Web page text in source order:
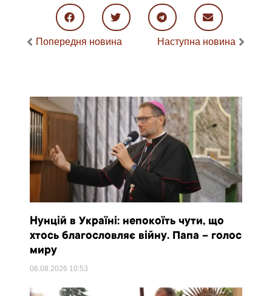
Попередня новина Наступна новина
Нунцій в Україні: непокоїть чути, що
хтось благословляє війну. Папа – голос
миру
06.08.2026 10:53